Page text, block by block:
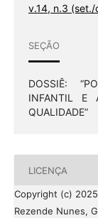
v.14, n.3
SEÇÃO
DOSSIÊ:
INFANTIL E
QUALIDADE”
LICENÇA
Copyright (c)
Rezende Nunes,